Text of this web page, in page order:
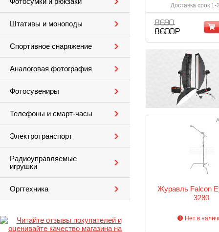
Штативы и моноподы
Спортивное снаряжение
Аналоговая фотография
Фотосувениры
Телефоны и смарт-часы
Электротранспорт
Радиоуправляемые
игрушки
Оргтехника
Доставка срок 1-
8 690
8 600 Р
Журавль Falcon
3280
Нет в